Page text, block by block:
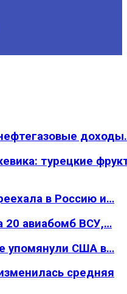
турецкие
в Россию и…
20 авиабомб ВСУ,…
упомянули США в…
средняя